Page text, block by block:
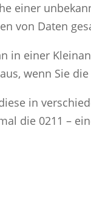
einer
von Daten
in einer
wenn Sie
in
die 0211 –